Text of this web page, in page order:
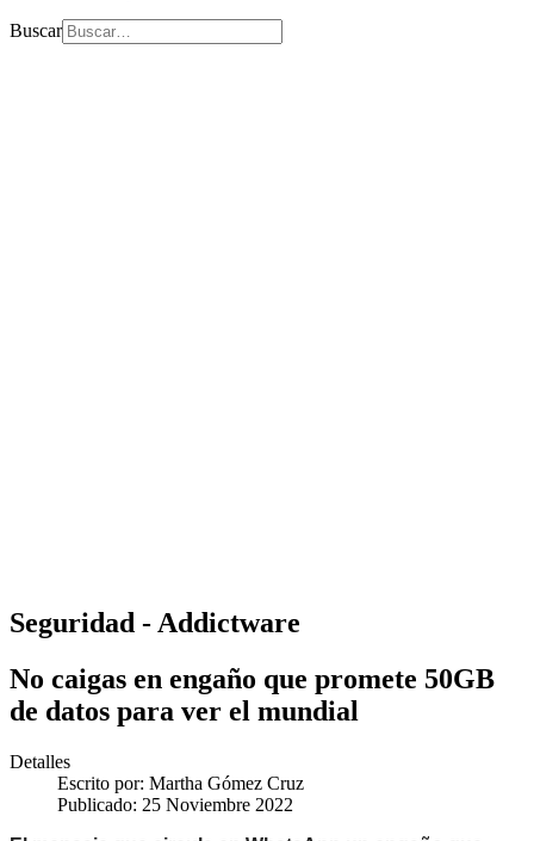
Buscar
Seguridad - Addictware
No caigas en engaño que promete 50GB
de datos para ver el mundial
Detalles
Escrito por: Martha Gómez Cruz
Publicado: 25 Noviembre 2022